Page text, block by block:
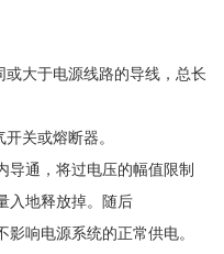
大于电源线路的导线，总长
关或熔断器。
导通，将过电压的幅值限制
入地释放掉。随后
影响电源系统的正常供电。